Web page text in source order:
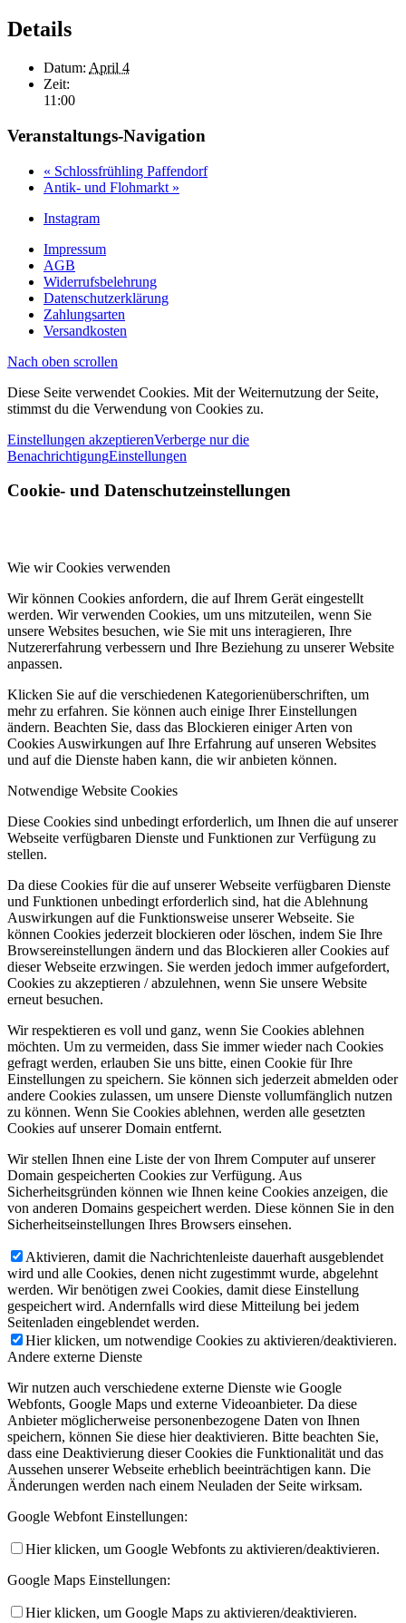
Details
Datum: April 4
Zeit:
11:00
Veranstaltungs-Navigation
« Schlossfrühling Paffendorf
Antik- und Flohmarkt »
Instagram
Impressum
AGB
Widerrufsbelehrung
Datenschutzerklärung
Zahlungsarten
Versandkosten
Nach oben scrollen
Diese Seite verwendet Cookies. Mit der Weiternutzung der Seite,
stimmst du die Verwendung von Cookies zu.
Einstellungen akzeptierenVerberge nur die
BenachrichtigungEinstellungen
Cookie- und Datenschutzeinstellungen
Wie wir Cookies verwenden
Wir können Cookies anfordern, die auf Ihrem Gerät eingestellt
werden. Wir verwenden Cookies, um uns mitzuteilen, wenn Sie
unsere Websites besuchen, wie Sie mit uns interagieren, Ihre
Nutzererfahrung verbessern und Ihre Beziehung zu unserer Website
anpassen.
Klicken Sie auf die verschiedenen Kategorienüberschriften, um
mehr zu erfahren. Sie können auch einige Ihrer Einstellungen
ändern. Beachten Sie, dass das Blockieren einiger Arten von
Cookies Auswirkungen auf Ihre Erfahrung auf unseren Websites
und auf die Dienste haben kann, die wir anbieten können.
Notwendige Website Cookies
Diese Cookies sind unbedingt erforderlich, um Ihnen die auf unserer
Webseite verfügbaren Dienste und Funktionen zur Verfügung zu
stellen.
Da diese Cookies für die auf unserer Webseite verfügbaren Dienste
und Funktionen unbedingt erforderlich sind, hat die Ablehnung
Auswirkungen auf die Funktionsweise unserer Webseite. Sie
können Cookies jederzeit blockieren oder löschen, indem Sie Ihre
Browsereinstellungen ändern und das Blockieren aller Cookies auf
dieser Webseite erzwingen. Sie werden jedoch immer aufgefordert,
Cookies zu akzeptieren / abzulehnen, wenn Sie unsere Website
erneut besuchen.
Wir respektieren es voll und ganz, wenn Sie Cookies ablehnen
möchten. Um zu vermeiden, dass Sie immer wieder nach Cookies
gefragt werden, erlauben Sie uns bitte, einen Cookie für Ihre
Einstellungen zu speichern. Sie können sich jederzeit abmelden oder
andere Cookies zulassen, um unsere Dienste vollumfänglich nutzen
zu können. Wenn Sie Cookies ablehnen, werden alle gesetzten
Cookies auf unserer Domain entfernt.
Wir stellen Ihnen eine Liste der von Ihrem Computer auf unserer
Domain gespeicherten Cookies zur Verfügung. Aus
Sicherheitsgründen können wie Ihnen keine Cookies anzeigen, die
von anderen Domains gespeichert werden. Diese können Sie in den
Sicherheitseinstellungen Ihres Browsers einsehen.
Aktivieren, damit die Nachrichtenleiste dauerhaft ausgeblendet
wird und alle Cookies, denen nicht zugestimmt wurde, abgelehnt
werden. Wir benötigen zwei Cookies, damit diese Einstellung
gespeichert wird. Andernfalls wird diese Mitteilung bei jedem
Seitenladen eingeblendet werden.
Hier klicken, um notwendige Cookies zu aktivieren/deaktivieren.
Andere externe Dienste
Wir nutzen auch verschiedene externe Dienste wie Google
Webfonts, Google Maps und externe Videoanbieter. Da diese
Anbieter möglicherweise personenbezogene Daten von Ihnen
speichern, können Sie diese hier deaktivieren. Bitte beachten Sie,
dass eine Deaktivierung dieser Cookies die Funktionalität und das
Aussehen unserer Webseite erheblich beeinträchtigen kann. Die
Änderungen werden nach einem Neuladen der Seite wirksam.
Google Webfont Einstellungen:
Hier klicken, um Google Webfonts zu aktivieren/deaktivieren.
Google Maps Einstellungen:
Hier klicken, um Google Maps zu aktivieren/deaktivieren.